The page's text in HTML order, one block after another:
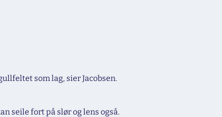
som lag, sier Jacobsen.
seile fort på slør og lens også.